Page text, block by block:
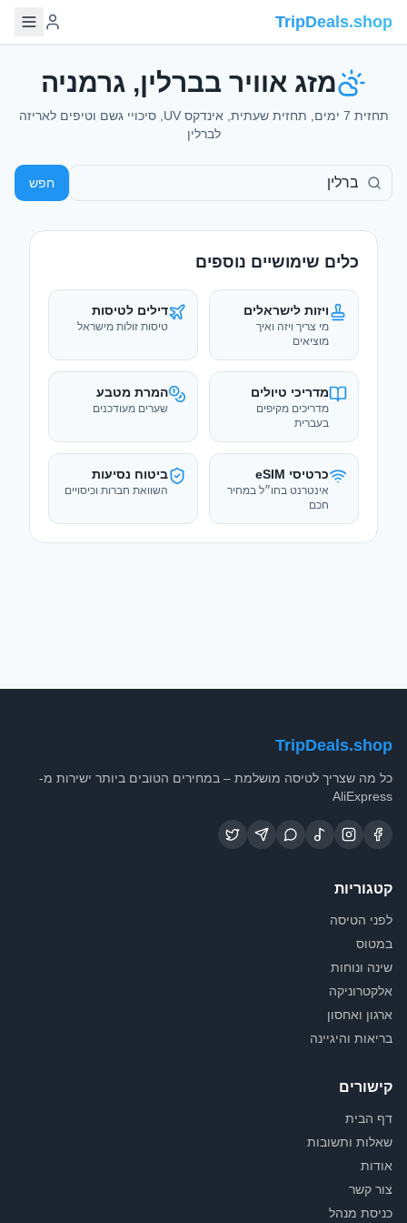
TripDeals.shop
מזג אוויר בברלין, גרמניה
תחזית 7 ימים, תחזית שעתית, אינדקס UV, סיכויי גשם וטיפים לאריזה
לברלין
חפש
כלים שימושיים נוספים
ויזות לישראלים
מי צריך ויזה ואיך
מוציאים
דילים לטיסות
טיסות זולות מישראל
מדריכי טיולים
מדריכים מקיפים
בעברית
המרת מטבע
שערים מעודכנים
כרטיסי eSIM
אינטרנט בחו״ל במחיר
חכם
ביטוח נסיעות
השוואת חברות וכיסויים
TripDeals.shop
כל מה שצריך לטיסה מושלמת – במחירים הטובים ביותר ישירות מ-
AliExpress
קטגוריות
לפני הטיסה
במטוס
שינה ונוחות
אלקטרוניקה
ארגון ואחסון
בריאות והיגיינה
קישורים
דף הבית
שאלות ותשובות
אודות
צור קשר
כניסת מנהל